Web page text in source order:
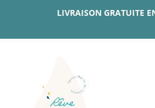
LIVRAISON GRATUITE